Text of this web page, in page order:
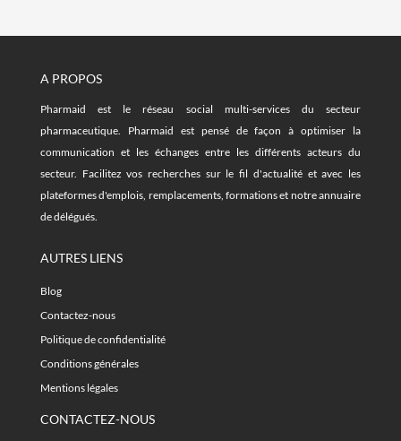
A PROPOS
Pharmaid est le réseau social multi-services du secteur
pharmaceutique. Pharmaid est pensé de façon à optimiser la
communication et les échanges entre les différents acteurs du
secteur. Facilitez vos recherches sur le fil d'actualité et avec les
plateformes d'emplois, remplacements, formations et notre annuaire
de délégués.
AUTRES LIENS
Blog
Contactez-nous
Politique de confidentialité
Conditions générales
Mentions légales
CONTACTEZ-NOUS